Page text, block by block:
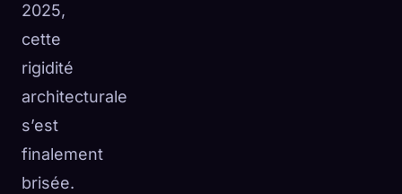
2025,
cette
rigidité
architecturale
s’est
finalement
brisée.